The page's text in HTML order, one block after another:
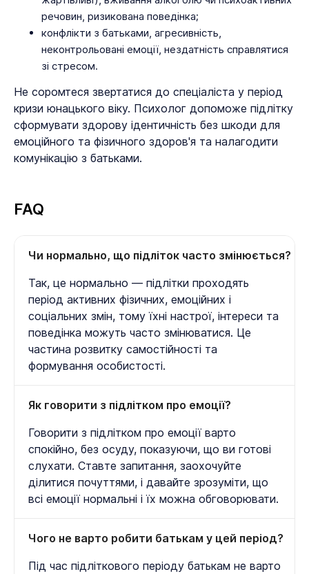
речовин, ризикована поведінка;
конфлікти з батьками, агресивність,
неконтрольовані емоції, нездатність справлятися
зі стресом.
Не соромтеся звертатися до спеціаліста у період
кризи юнацького віку. Психолог допоможе підлітку
сформувати здорову ідентичність без шкоди для
емоційного та фізичного здоров'я та налагодити
комунікацію з батьками.
FAQ
Чи нормально, що підліток часто змінюється?
Так, це нормально — підлітки проходять
період активних фізичних, емоційних і
соціальних змін, тому їхні настрої, інтереси та
поведінка можуть часто змінюватися. Це
частина розвитку самостійності та
формування особистості.
Як говорити з підлітком про емоції?
Говорити з підлітком про емоції варто
спокійно, без осуду, показуючи, що ви готові
слухати. Ставте запитання, заохочуйте
ділитися почуттями, і давайте зрозуміти, що
всі емоції нормальні і їх можна обговорювати.
Чого не варто робити батькам у цей період?
Під час підліткового періоду батькам не варто